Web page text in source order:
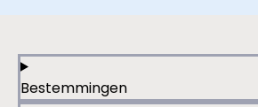
Bestemmingen